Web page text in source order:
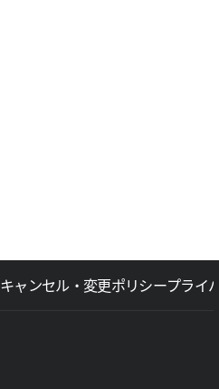
キャンセル・変更ポリシープライ